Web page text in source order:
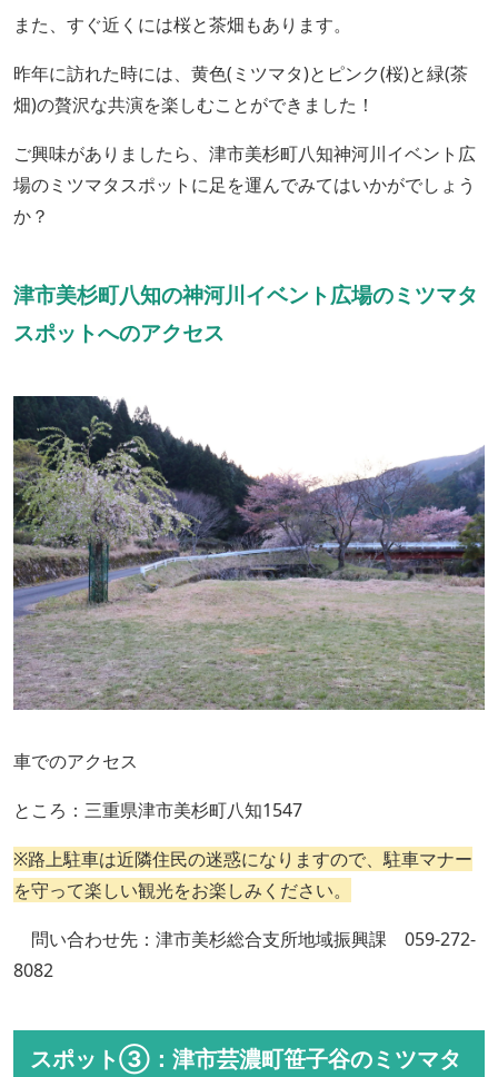
また、すぐ近くには桜と茶畑もあります。
昨年に訪れた時には、黄色(ミツマタ)とピンク(桜)と緑(茶
畑)の贅沢な共演を楽しむことができました！
ご興味がありましたら、津市美杉町八知神河川イベント広
場のミツマタスポットに足を運んでみてはいかがでしょう
か？
津市美杉町八知の神河川イベント広場のミツマタ
スポットへのアクセス
車でのアクセス
ところ：三重県津市美杉町八知1547
※路上駐車は近隣住民の迷惑になりますので、駐車マナー
を守って楽しい観光をお楽しみください。
問い合わせ先：津市美杉総合支所地域振興課 059-272-
8082
スポット③：津市芸濃町笹子谷のミツマタ